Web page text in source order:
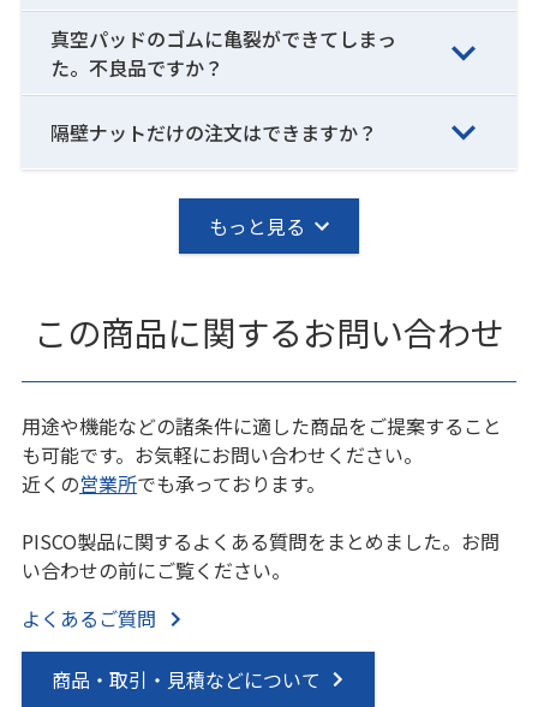
真空パッドのゴムに亀裂ができてしまっ
た。不良品ですか？
隔壁ナットだけの注文はできますか？
もっと見る
この商品に関するお問い合わせ
用途や機能などの諸条件に適した商品をご提案すること
も可能です。お気軽にお問い合わせください。
近くの営業所でも承っております。
PISCO製品に関するよくある質問をまとめました。お問
い合わせの前にご覧ください。
よくあるご質問
商品・取引・見積などについて